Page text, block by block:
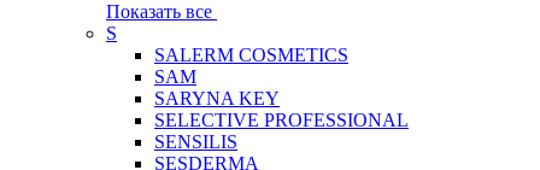
Показать все
S
SALERM COSMETICS
SAM
SARYNA KEY
SELECTIVE PROFESSIONAL
SENSILIS
SESDERMA